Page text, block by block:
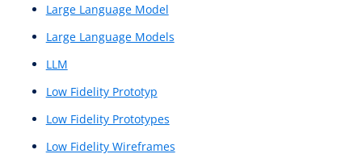
Interaktionsprinzipien
Interface
Interface-Design-Konzept
Interface-Navigation